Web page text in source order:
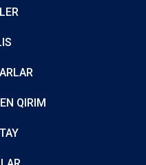
QIRIM